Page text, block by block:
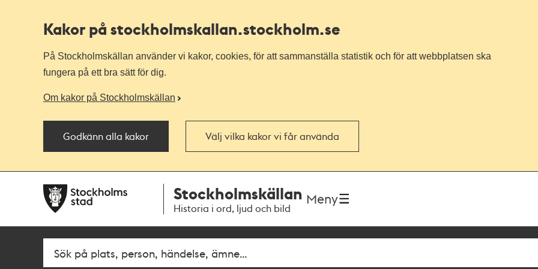
Kakor på stockholmskallan.stockholm.se
På Stockholmskällan använder vi kakor, cookies, för att sammanställa statistik och för att webbplatsen ska
fungera på ett bra sätt för dig.
Om kakor på Stockholmskällan
Godkänn alla kakor Välj vilka kakor vi får använda
navigationen
huvudinnehållet
Stockholmskällan
Historia i ord, ljud och bild
Meny
SökFritextsök